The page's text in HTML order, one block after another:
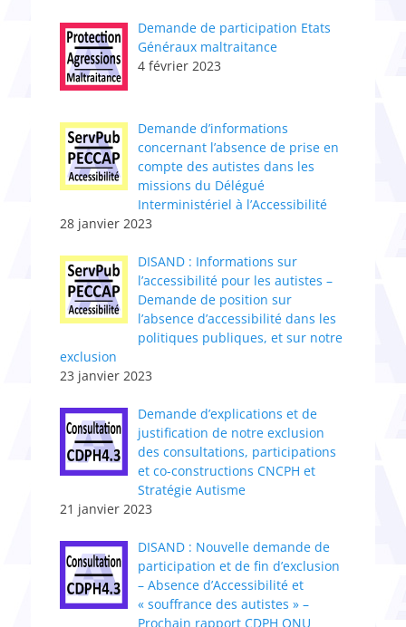
Demande de participation Etats
Généraux maltraitance
4 février 2023
​Demande d’informations
concernant l’absence de prise en
compte des autistes dans les
missions du Délégué
Interministériel à l’Accessibilité
28 janvier 2023
DISAND : Informations sur
l’accessibilité pour les autistes –
Demande de position sur
l’absence d’accessibilité dans les
politiques publiques, et sur notre
exclusion
23 janvier 2023
Demande d’explications et de
justification de notre exclusion
des consultations, participations
et co-constructions CNCPH et
Stratégie Autisme
21 janvier 2023
DISAND : Nouvelle demande de
participation et de fin d’exclusion
– Absence d’Accessibilité et
« souffrance des autistes » –
Prochain rapport CDPH ONU